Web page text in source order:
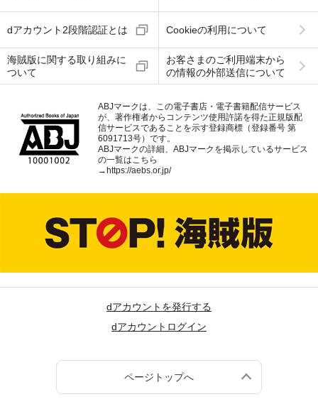
dアカウント2段階認証とは Cookieの利用について
海賊版に関する取り組みに
ついて
お客さまのご利用端末から
の情報の外部送信について
ABJマークは、この電子書店・電子書籍配信サービス
が、著作権者からコンテンツ使用許諾を得た正規版配
信サービスであることを示す登録商標（登録番号 第
6091713号）です。
ABJマークの詳細、ABJマークを掲示しているサービス
の一覧はこちら
→ https://aebs.or.jp/
dアカウントを発行する
dアカウントログイン
ページトップへ